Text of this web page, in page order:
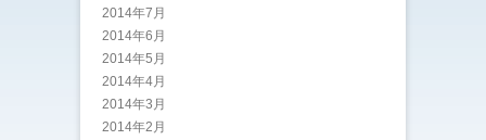
2014年7月
2014年6月
2014年5月
2014年4月
2014年3月
2014年2月